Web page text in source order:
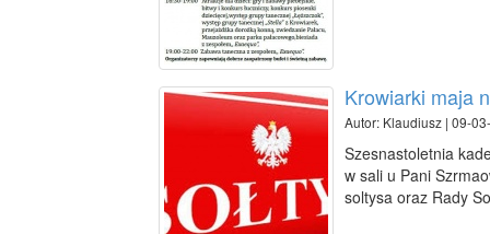
Krowiarki maja
Autor: Klaudiusz | 09-
Szesnastoletnia
w sali u Pani
soltysa oraz Rady